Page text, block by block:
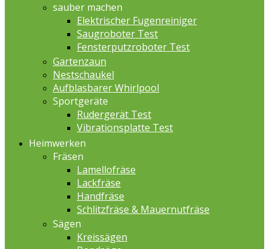
sauber machen
Elektrischer Fugenreiniger
Saugroboter Test
Fensterputzroboter Test
Gartenzaun
Nestschaukel
Aufblasbarer Whirlpool
Sportgeräte
Rudergerät Test
Vibrationsplatte Test
Heimwerken
Fräsen
Lamellofräse
Lackfräse
Handfräse
Schlitzfräse & Mauernutfräse
Sägen
Kreissägen